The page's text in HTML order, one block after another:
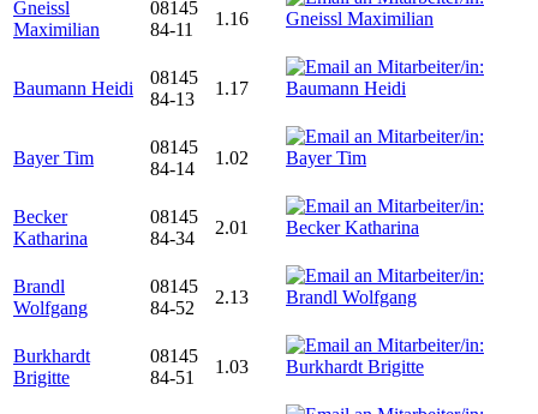
Gneissl
Maximilian
08145
84-11
1.16
Baumann Heidi
08145
84-13
1.17
Bayer Tim
08145
84-14
1.02
Becker
Katharina
08145
84-34
2.01
Brandl
Wolfgang
08145
84-52
2.13
Burkhardt
Brigitte
08145
84-51
1.03